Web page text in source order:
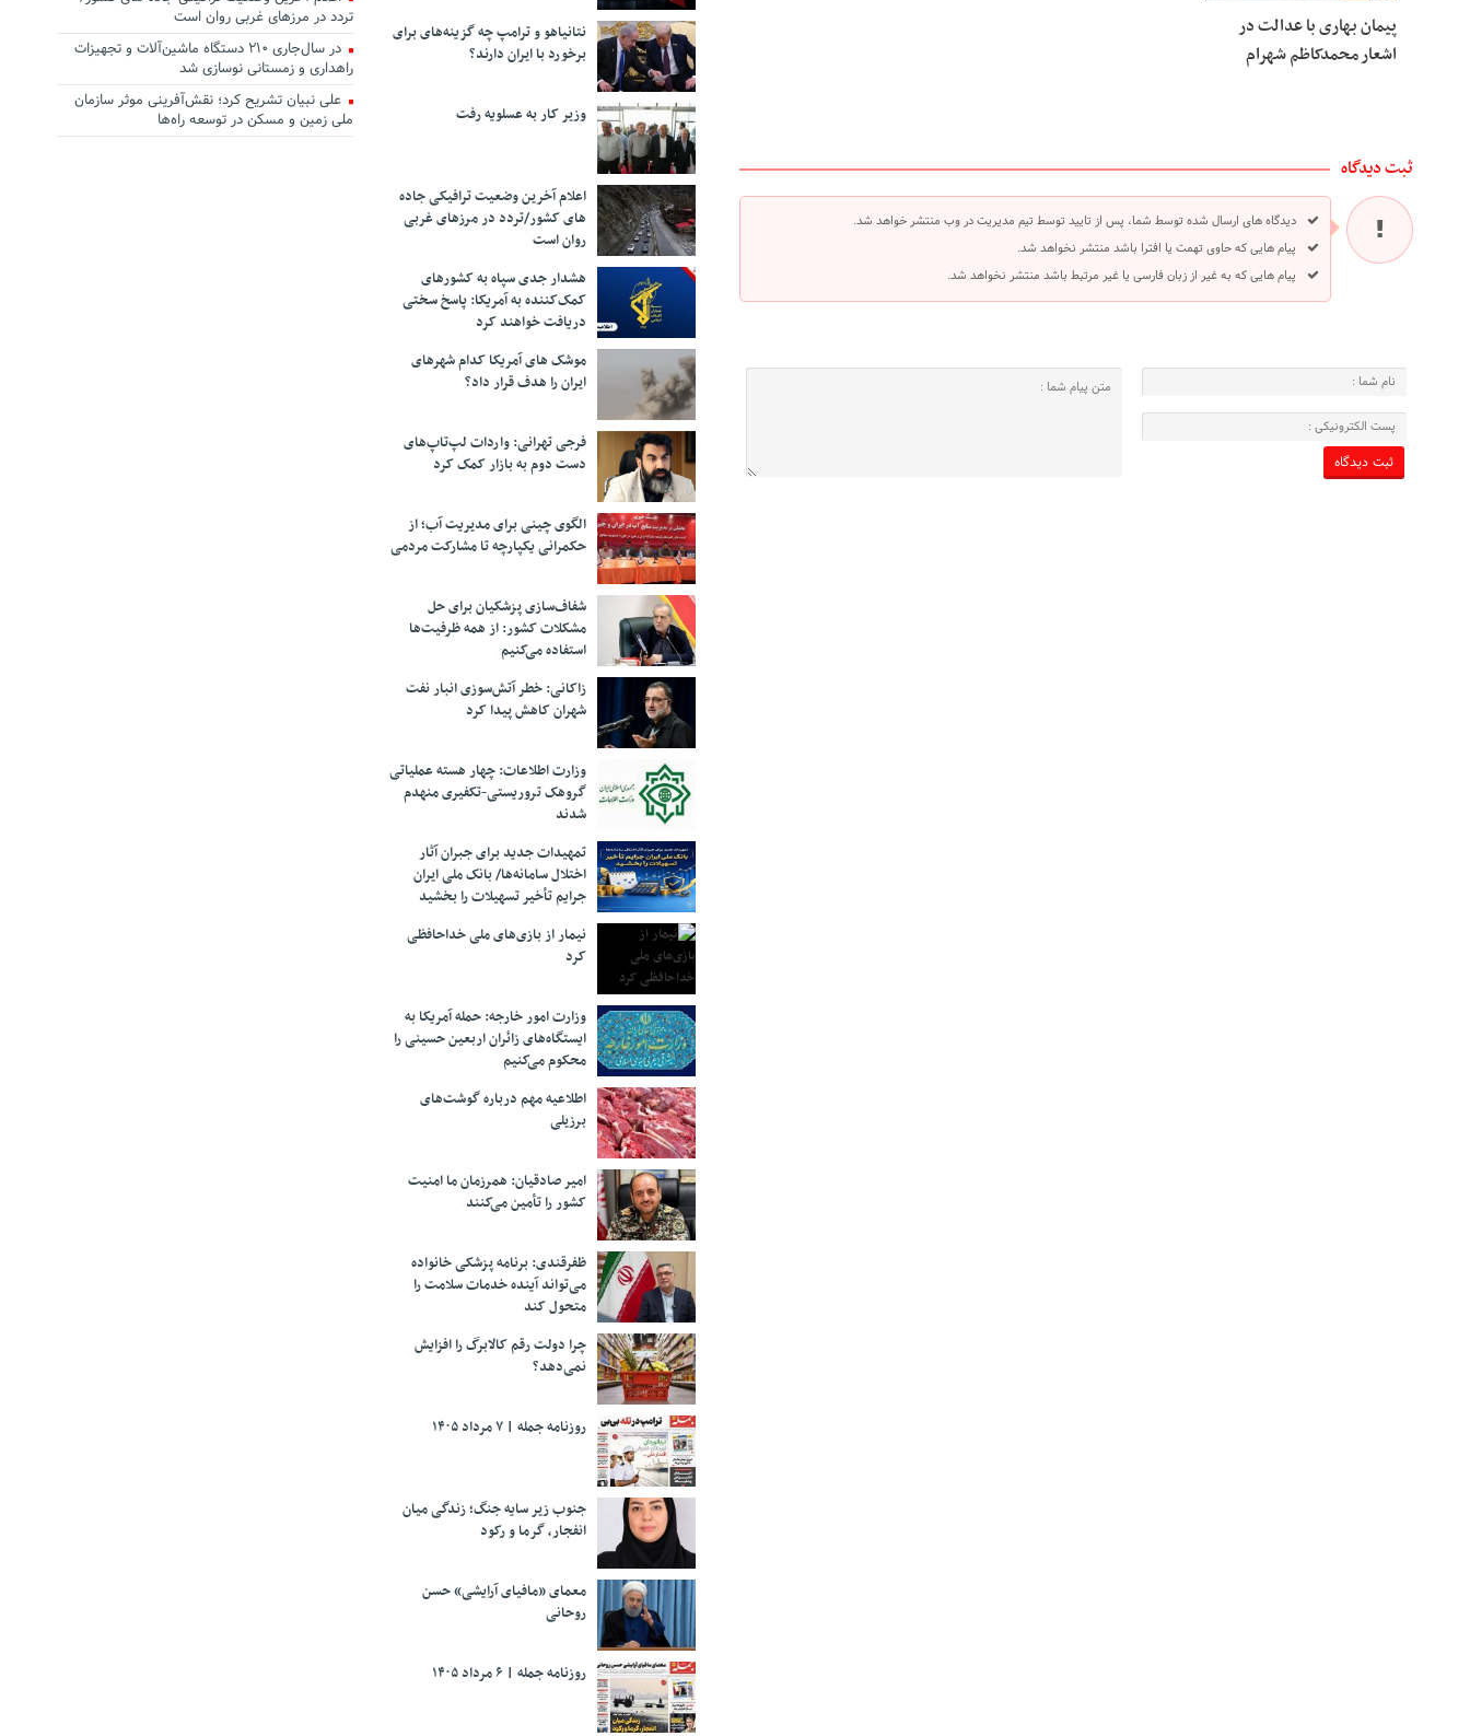
پیمان بهاری با عدالت در
اشعار محمدکاظم شهرام
ثبت دیدگاه
دیدگاه های ارسال شده توسط شما، پس از تایید توسط تیم مدیریت در وب منتشر خواهد شد.
پیام هایی که حاوی تهمت یا افترا باشد منتشر نخواهد شد.
پیام هایی که به غیر از زبان فارسی یا غیر مرتبط باشد منتشر نخواهد شد.
نتانیاهو و ترامپ چه گزینه‌های برای
برخورد با ایران دارند؟
وزیر کار به عسلویه رفت
اعلام آخرین وضعیت ترافیکی جاده
های کشور/تردد در مرزهای غربی
روان است
هشدار جدی سپاه به کشورهای
کمک‌کننده به آمریکا: پاسخ سختی
دریافت خواهند کرد
موشک های آمریکا کدام شهرهای
ایران را هدف قرار داد؟
فرجی تهرانی: واردات لپ‌تاپ‌های
دست دوم به بازار کمک کرد
الگوی چینی برای مدیریت آب؛ از
حکمرانی یکپارچه تا مشارکت مردمی
شفاف‌سازی پزشکیان برای حل
مشکلات کشور: از همه ظرفیت‌ها
استفاده می‌کنیم
زاکانی: خطر آتش‌سوزی انبار نفت
شهران کاهش پیدا کرد
وزارت اطلاعات: چهار هسته‌ عملیاتی
گروهک‌ تروریستی-تکفیری منهدم
شدند
تمهیدات جدید برای جبران آثار
اختلال سامانه‌ها/ بانک ملی ایران
جرایم تأخیر تسهیلات را بخشید
نیمار از بازی‌های ملی خداحافظی
کرد
وزارت امور خارجه: حمله آمریکا به
ایستگاه‌های زائران اربعین حسینی را
محکوم می‌کنیم
اطلاعیه مهم درباره گوشت‌های
برزیلی
امیر صادقیان: همرزمان ما امنیت
کشور را تأمین می‌کنند
ظفرقندی: برنامه پزشکی خانواده
می‌تواند آینده خدمات سلامت را
متحول کند
چرا دولت رقم کالابرگ را افزایش
نمی‌دهد؟
روزنامه جمله | ۷ مرداد ۱۴۰۵
جنوب زیر سایه جنگ؛ زندگی میان
انفجار، گرما و رکود
معمای «مافیای آرایشی» حسن
روحانی
روزنامه جمله | ۶ مرداد ۱۴۰۵
تردد در مرزهای غربی روان است
در سال‌جاری ۲۱۰ دستگاه ماشین‌آلات و تجهیزات
راهداری و زمستانی نوسازی شد
علی نبیان تشریح کرد؛ نقش‌آفرینی موثر سازمان
ملی زمین و مسکن در توسعه راه‌ها